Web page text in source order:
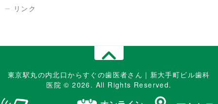
リンク
東京駅丸の内北口からすぐの歯医者さん｜新大手町ビル歯科
医院 © 2026. All Rights Reserved.